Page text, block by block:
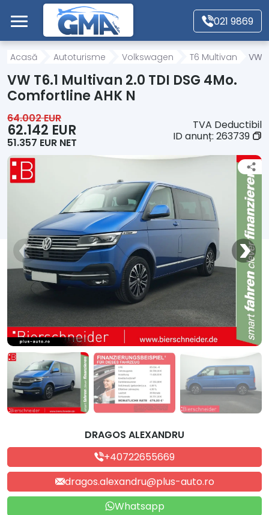
Mergi direct la conținutul principal
021 9869
Acasă
Autoturisme
Motociclete
Autoutilitare
Alte tipuri vehicule
Despre Noi
Contact
Acasă Autoturisme Volkswagen T6 Multivan VW
VW T6.1 Multivan 2.0 TDI DSG 4Mo.
Comfortline AHK N
64.002 EUR
62.142 EUR
51.357 EUR NET
TVA Deductibil
ID anunț: 263739
DRAGOS ALEXANDRU
+40722655669
dragos.alexandru@plus-auto.ro
Whatsapp